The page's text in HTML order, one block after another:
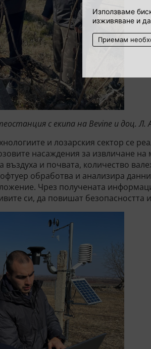
Използваме
изживяване и
Приемам
с екипа на Bevine и доц. Л.
и лозарския сектор се
насаждения за извличане
въздуха и почвата, количество
обработва и анализира
Чрез получената
си, да повишат безопасността